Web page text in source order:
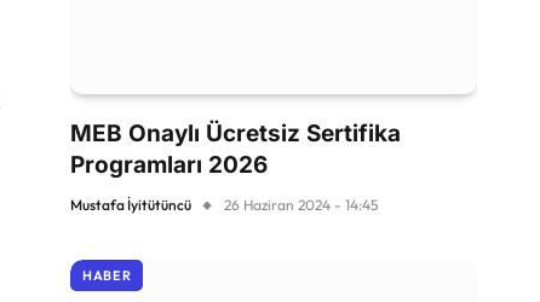
MEB Onaylı Ücretsiz Sertifika
Programları 2026
Mustafa İyitütüncü 26 Haziran 2024 - 14:45
HABER